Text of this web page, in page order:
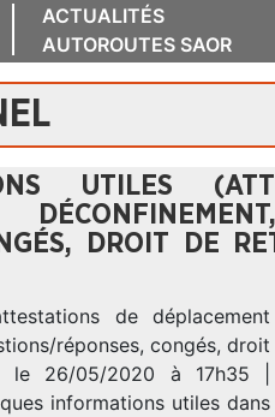
ACTUALITÉS
AUTOROUTES SAOR
UTILES
DROIT DE
de déplacement
réponses, congés, droit
26/05/2020 à 17h35 |
informations utiles dans